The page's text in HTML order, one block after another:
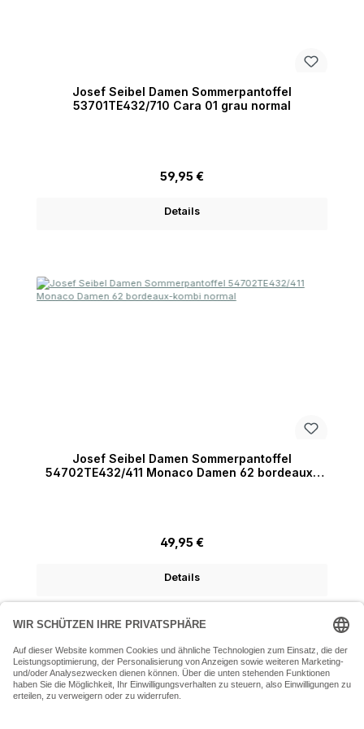
Josef Seibel Damen Sommerpantoffel
53701TE432/710 Cara 01 grau normal
Regulärer Preis:
59,95 €
Details
Josef Seibel Damen Sommerpantoffel
54702TE432/411 Monaco Damen 62 bordeaux-
Regulärer Preis:
49,95 €
Details
07243 54050 (Mo-Fr: 9.30 - 18:30 Uhr Sa: 9:30 - 16 Uhr)
SERVICE-HOTLINE